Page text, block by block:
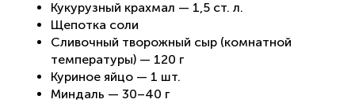
Кукурузный крахмал — 1,5 ст. л.
Щепотка соли
Сливочный творожный сыр (комнатной
температуры) — 120 г
Куриное яйцо — 1 шт.
Миндаль — 30–40 г